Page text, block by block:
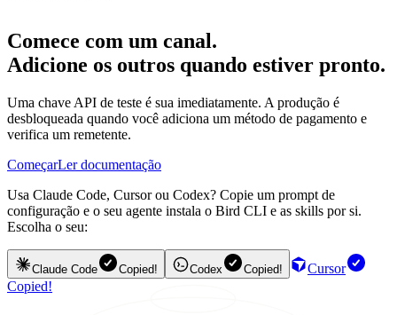
Comece com um canal.
Adicione os outros quando estiver pronto.
Uma chave API de teste é sua imediatamente. A produção é
desbloqueada quando você adiciona um método de pagamento e
verifica um remetente.
ComeçarLer documentação
Usa Claude Code, Cursor ou Codex? Copie um prompt de
configuração e o seu agente instala o Bird CLI e as skills por si.
Escolha o seu:
Claude Code Copied! Codex Copied!
Cursor
Copied!